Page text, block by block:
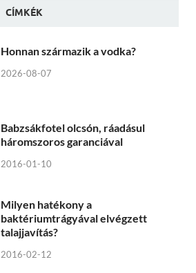
CÍMKÉK
Honnan származik a vodka?
2026-08-07
Babzsákfotel olcsón, ráadásul
háromszoros garanciával
2016-01-10
Milyen hatékony a
baktériumtrágyával elvégzett
talajjavítás?
2016-02-12